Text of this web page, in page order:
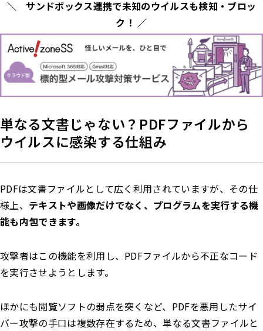
＼ サンドボックス連携で未知のウイルスも検知・ブロッ
ク！ ／
単なる文書じゃない？PDFファイルから
ウイルスに感染する仕組み
PDFは文書ファイルとして広く利用されていますが、その仕
様上、 テキストや画像だけでなく、プログラムを実行する機
能も内包できます。
攻撃者はこの機能を利用し、PDFファイルから不正なコード
を実行させようとします。
ほかにも閲覧ソフトの弱点を突くなど、PDFを悪用したサイ
バー攻撃の手口は複数存在するため、単なる文書ファイルと